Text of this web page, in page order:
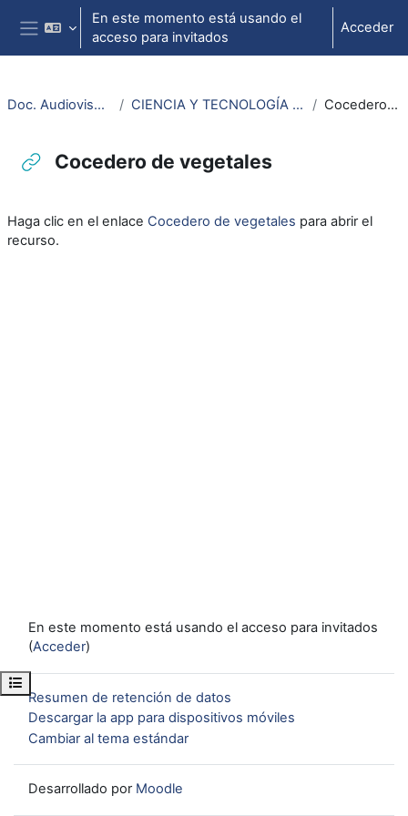
Salta al contenido principal
Panel lateral
En este momento está usando el
acceso para invitados
Acceder
Abrir índice del curso
Doc. Audiovisuales Veterinaria CIENCIA Y TECNOLOGÍA DE LOS ALIMENTOS (CTA) Cocedero de vegetales
Cocedero de vegetales
Haga clic en el enlace Cocedero de vegetales para abrir el
recurso.
En este momento está usando el acceso para invitados
(Acceder)
Resumen de retención de datos
Descargar la app para dispositivos móviles
Cambiar al tema estándar
Desarrollado por Moodle